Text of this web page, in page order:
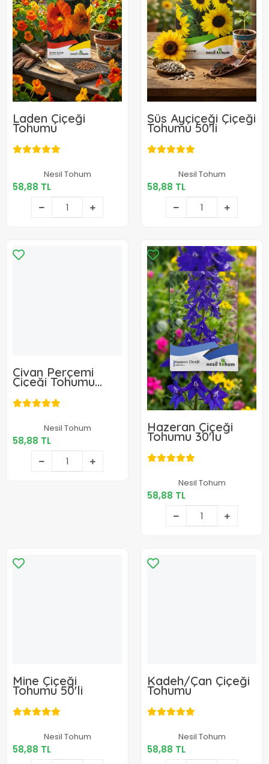
Laden Çiçeği
Tohumu
Nesil Tohum
58,88 TL
58,88 TL
Sepete Ekle
Süs Ayçiçeği Çiçeği
Tohumu 50'li
Nesil Tohum
58,88 TL
58,88 TL
Sepete Ekle
Civan Perçemi
Çiçeği Tohumu
100'lü
Nesil Tohum
58,88 TL
58,88 TL
Sepete Ekle
Hazeran Çiçeği
Tohumu 30'lu
Nesil Tohum
58,88 TL
58,88 TL
Sepete Ekle
Mine Çiçeği
Tohumu 50'li
Nesil Tohum
58,88 TL
58,88 TL
Sepete Ekle
Kadeh/Çan Çiçeği
Tohumu
Nesil Tohum
58,88 TL
58,88 TL
Sepete Ekle